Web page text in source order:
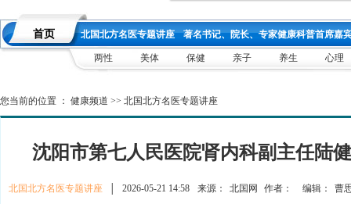
首页 北国北方名医专题讲座 著名书记、院长、专家健康科普首席嘉
两性 美体 保健 亲子 养生 心理
您当前的位置 ： 健康频道 >> 北国北方名医专题讲座
沈阳市第七人民医院肾内科副主任
北国北方名医专题讲座 2026-05-21 14:58 来源： 北国网 作者： 编辑： 曹